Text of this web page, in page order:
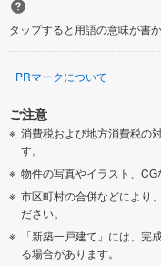
タップすると用語の意味が書
PRマークについて
ご注意
消費税および地方消費税の
す。
物件の写真やイラスト、CG
市区町村の合併などにより
ださい。
「新築一戸建て」には、
る場合があります。